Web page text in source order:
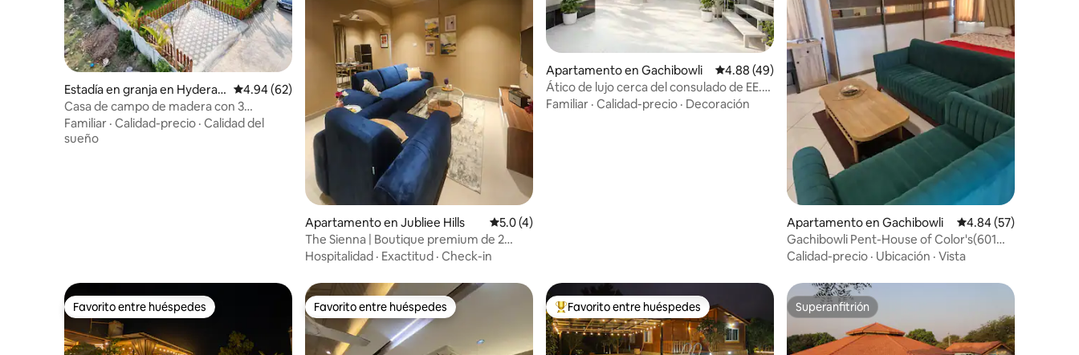
Estadía en granja en Hyderab
ad
Calificación promedio: 4.94 de 5, 62 reseñas
4.94 (62)
Casa de campo de madera con 3
dormitorios, sala, cocina y comedor, y
piscina privada en Hyderabad
Familiar · Calidad-precio · Calidad del
sueño
Apartamento en Jubliee Hills Calificación promedio: 5.0 de 5, 4 reseñas
5.0 (4)
The Sienna | Boutique premium de 2
habitaciones y cocina | Madhapur |
Hospitalidad · Exactitud · Check-in
Apartamento en Gachibowli Calificación promedio: 4.88 de 5, 49 reseñas
4.88 (49)
Ático de lujo cerca del consulado de EE.
UU. | TV de 75"
Familiar · Calidad-precio · Decoración
Apartamento en Gachibowli Calificación
4.84 (57)
Gachibowli Pent-House of Color's(601
Susi Stays )
Calidad-precio · Ubicación · Vista
Favorito entre huéspedes
Favorito entre huéspedes Favorito entre huéspedes
Favorito entre huéspedes Favorito entre huéspedes preferido
Favorito entre huéspedes Superanfitrión
Superanfitrión